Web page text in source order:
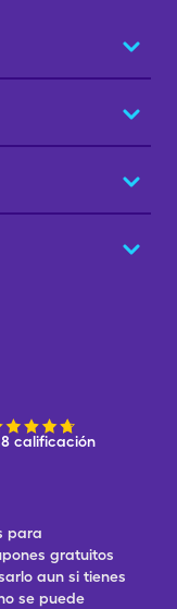
calificación
para
gratuitos
aun si tienes
se puede